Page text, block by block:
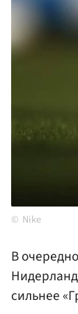
Nike
В
сильнее